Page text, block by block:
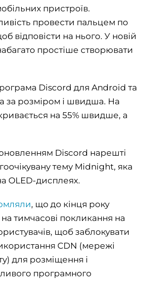
пристроїв.
провести пальцем по
відповісти на нього. У новій
простіше створювати
Discord для Android та
за розміром і швидша. На
на 55% швидше, а
Discord нарешті
тему Midnight, яка
OLED-дисплеях.
, що до кінця року
тимчасові покликання на
щоб заблокувати
CDN (мережі
для розміщення і
програмного